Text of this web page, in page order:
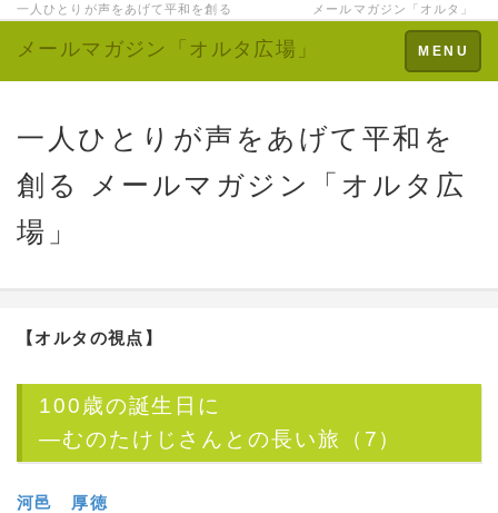
一人ひとりが声をあげて平和を創る メールマガジン「オルタ」
Toggle
navigation
MENU
メールマガジン「オルタ広場」
一人ひとりが声をあげて平和を
創る メールマガジン「オルタ広
場」
【オルタの視点】
100歳の誕生日に
―むのたけじさんとの長い旅（7）
河邑 厚徳